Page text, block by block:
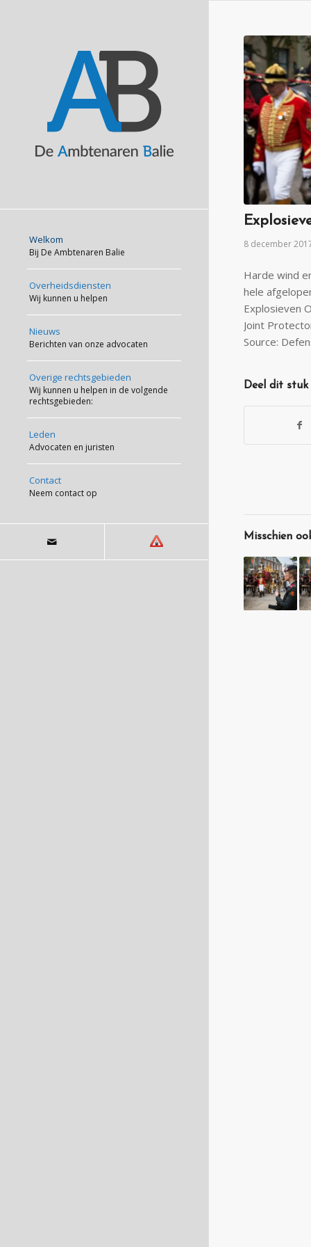
Welkom
Bij De Ambtenaren Balie
Overheidsdiensten
Wij kunnen u helpen
Nieuws
Berichten van onze advocaten
Overige rechtsgebieden
Wij kunnen u helpen in de volgende
rechtsgebieden:
Leden
Advocaten en juristen
Contact
Neem contact op
8 december
Harde wind
hele
Explosieven
Joint
Source:
Deel dit stuk
Misschien